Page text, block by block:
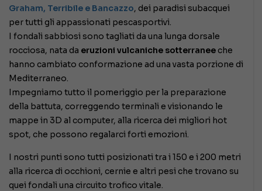
Graham, Terribile e Bancazzo, dei paradisi subacquei
per tutti gli appassionati pescasportivi.
I fondali sabbiosi sono tagliati da una lunga dorsale
rocciosa, nata da eruzioni vulcaniche sotterranee che
hanno cambiato conformazione ad una vasta porzione di
Mediterraneo.
Impegniamo tutto il pomeriggio per la preparazione
della battuta, correggendo terminali e visionando le
mappe in 3D al computer, alla ricerca dei migliori hot
spot, che possono regalarci forti emozioni.
I nostri punti sono tutti posizionati tra i 150 e i 200 metri
alla ricerca di occhioni, cernie e altri pesi che trovano su
quei fondali una circuito trofico vitale.